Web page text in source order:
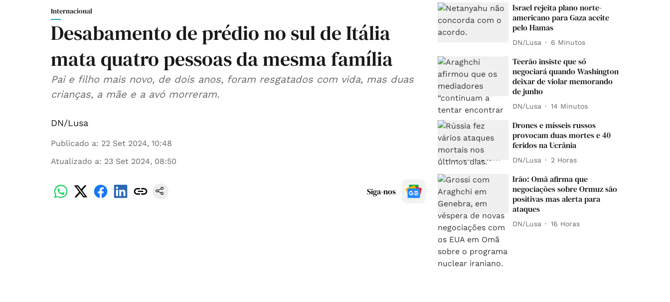
Internacional
Desabamento de prédio no sul de Itália
mata quatro pessoas da mesma família
Pai e filho mais novo, de dois anos, foram resgatados com vida, mas duas
crianças, a mãe e a avó morreram.
DN/Lusa
Publicado a: 22 Set 2024, 10:48
Atualizado a: 23 Set 2024, 08:50
Siga-nos
Israel rejeita plano norte-
americano para Gaza aceite
pelo Hamas
DN/Lusa 6 Minutos
Teerão insiste que só
negociará quando Washington
deixar de violar memorando
de junho
DN/Lusa 14 Minutos
Drones e mísseis russos
provocam duas mortes e 40
feridos na Ucrânia
DN/Lusa 2 Horas
Irão: Omã afirma que
negociações sobre Ormuz são
positivas mas alerta para
ataques
DN/Lusa 16 Horas